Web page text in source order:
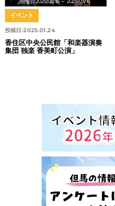
投稿日:2025.01.24
イベント
香住区中央公民館「和楽器演奏
集団 独楽 香美町公演」